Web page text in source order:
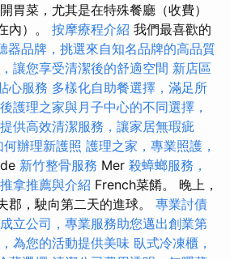
胃菜，尤其是在特殊餐廳（收費）
內）。 按摩療程介紹 我們最喜歡的
器品牌，挑選來自知名品牌的高品質
讓您享受清潔後的舒適空間 新店區
心服務 多樣化自助餐選擇，滿足所
護理之家與月子中心的不同選擇，
提供高效清潔服務，讓家居無瑕疵
何辦理新護照 護理之家，專業照護，
de 新竹整骨服務 Mer 殺蟑螂服務，
推拿推薦與介紹 French菜餚。 晚上，
郡，駛向第二天的進球。 專業討債
成立公司，專業服務助您邁出創業第
為您的活動提供美味 臥式冷凍櫃，